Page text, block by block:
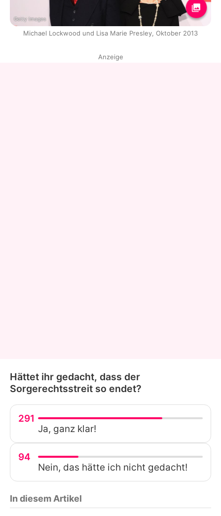
Getty Images
Michael Lockwood und Lisa Marie Presley, Oktober 2013
Anzeige
Hättet ihr gedacht, dass der
Sorgerechtsstreit so endet?
291
Ja, ganz klar!
94
Nein, das hätte ich nicht gedacht!
In diesem Artikel